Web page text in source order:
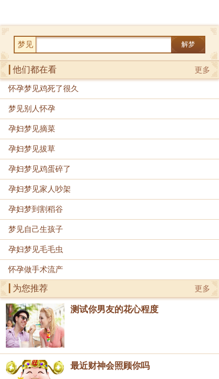
梦见 解梦
更多
他们都在看
怀孕梦见鸡死了很久
梦见别人怀孕
孕妇梦见摘菜
孕妇梦见拔草
孕妇梦见鸡蛋碎了
孕妇梦见家人吵架
孕妇梦到割稻谷
梦见自己生孩子
孕妇梦见毛毛虫
怀孕做手术流产
更多
为您推荐
测试你男友的花心程度
最近财神会照顾你吗